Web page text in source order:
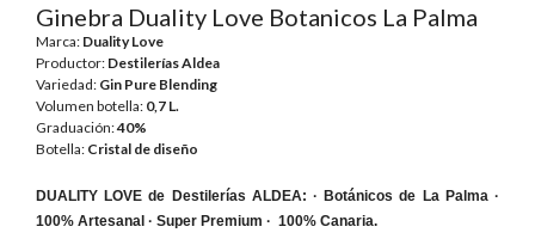
Ginebra Duality Love Botanicos La Palma
Marca: Duality Love
Productor: Destilerías Aldea
Variedad: Gin Pure Blending
Volumen botella: 0,7 L.
Graduación:40%
Botella: Cristal de diseño
DUALITY LOVE de Destilerías ALDEA: · Botánicos de La Palma ·
100% Artesanal · Super Premium · 100% Canaria.